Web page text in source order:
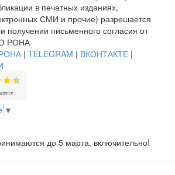
в печатных изданиях,
СМИ и прочие) разрешается
получении письменного согласия от
РОНА
| TELEGRAM | ВКОНТАКТЕ |
▼
до 5 марта, включительно!